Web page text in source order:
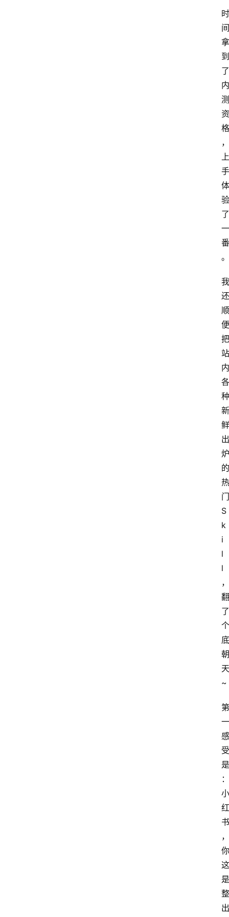
时
间
拿
到
了
内
测
资
格
，
上
手
体
验
了
一
番
。
我
还
顺
便
把
站
内
各
种
新
鲜
出
炉
的
热
门
S
k
i
l
l
，
翻
了
个
底
朝
天
~
第
一
感
受
是
：
小
红
书
，
你
这
是
整
出